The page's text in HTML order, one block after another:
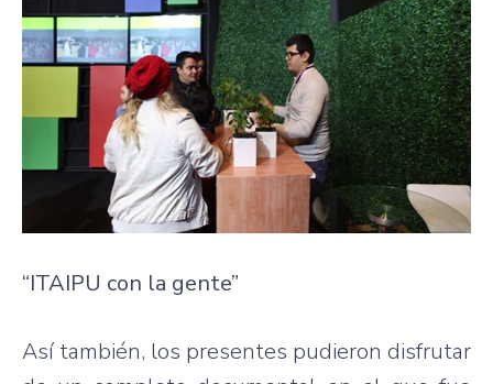
“ITAIPU con la gente”
Así también, los presentes pudieron disfrutar